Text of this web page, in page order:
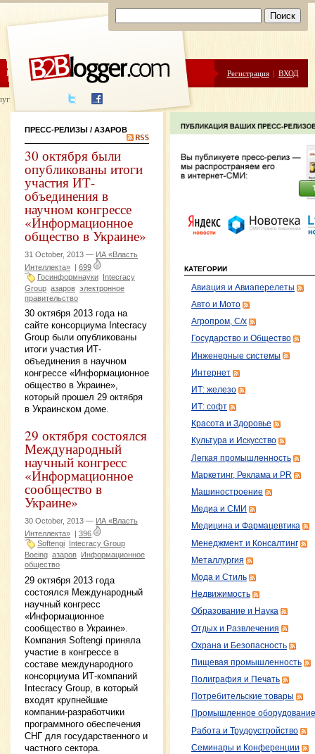
ЦЕНЫ ПОМОЩЬ Регистрация | ВХОД
написания
ПРЕСС-РЕЛИЗЫ / АЗАРОВ
30 октября были
опубликованы итоги
участия ИТ-
объединения в
научном конгрессе
«Информационное
общество в Украине»
31 October, 2013 — ИА «Власть
Интеллекта» | 699
Госинформнауки Intecracy
Group азаров электронное
правительство
30 октября 2013 года на
сайте консорциума Intecracy
Group были опубликованы
итоги участия ИТ-
объединения в научном
конгрессе «Информационное
общество в Украине»,
который прошел 29 октября
в Украинском доме.
29 октября состоялся
Международный
научный конгресс
«Информационное
сообщество в
Украине»
30 October, 2013 — ИА «Власть
Интеллекта» | 396
Softengi Intecracy Group
Boeing азаров Информационное
общество
29 октября 2013 года
состоялся Международный
научный конгресс
«Информационное
сообщество в Украине».
Компания Softengi приняла
участие в конгрессе в
составе международного
консорциума ИТ-компаний
Intecracy Group, в который
входят крупнейшие
компании-разработчики
программного обеспечения
СНГ для государственного и
частного сектора.
КАТЕГОРИИ
Авиация и Авиаперелеты
Авто и Мото
Агропром, С/х
Государство и Общество
Инженерные системы
Интернет
ИТ: железо
ИТ: софт
Красота и Здоровье
Культура и Искусство
Легкая промышленность
Маркетинг, Реклама и PR
Машиностроение
Медиа и СМИ
Медицина и Фармацевтика
Менеджмент и Консалтинг
Металлургия
Мода и Стиль
Недвижимость
Образование и Наука
Отдых и Развлечения
Охрана и Безопасность
Пищевая промышленность
Полиграфия и Печать
Потребительские товары
Промышленное оборудование
Работа и Трудоустройство
Семинары и Конференции